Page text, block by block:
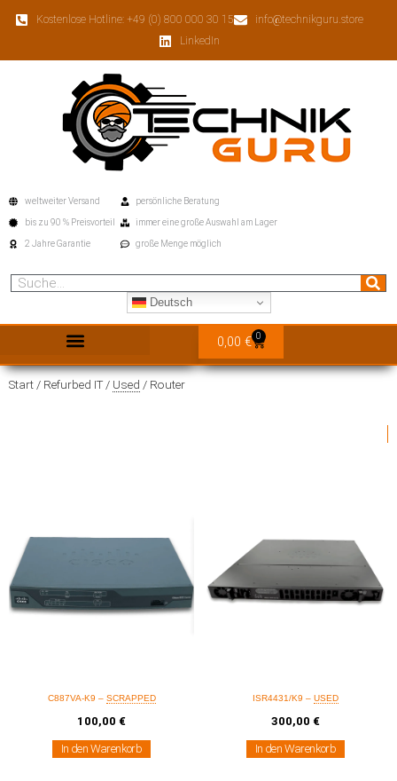
springen
Inhalt
Kostenlose Hotline: +49 (0) 800 000 30 15
info@technikguru.store
LinkedIn
weltweiter Versand
bis zu 90 % Preisvorteil
2 Jahre Garantie
persönliche Beratung
immer eine große Auswahl am Lager
große Menge möglich
Suche
Deutsch
0,00 € 0
Warenkorb
Start / Refurbed IT / Used / Router
C887VA-K9 – SCRAPPED
100,00 €
In den Warenkorb
ISR4431/K9 – USED
300,00 €
In den Warenkorb